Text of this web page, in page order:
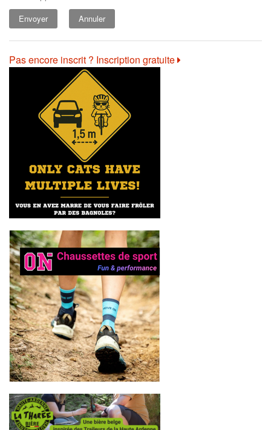
Annuler
Pas encore inscrit ? Inscription gratuite